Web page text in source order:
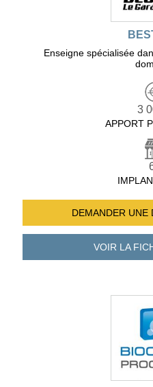
Enseigne spécialisée
3
APPORT
DEMANDER UNE
VOIR LA